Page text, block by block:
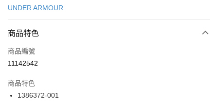
便利好安心！
３．安心：先確認商品／服務後，再付款。
【「AFTEE先享後付」結帳流程】
１．於結帳方式選擇「AFTEE先享後付」後，將跳轉至「AFTEE先享後付」
２．訂單成立數日內，您將收到繳費通知簡訊。
３．收到繳費通知簡訊後14天內，點擊此簡訊中的連結，可透過四大超商／
ATM／網路銀行／等多元方式進行付款，方視為交易完成。
運送方式
每筆NT$100，滿NT$1,500(含以上)免運費
宅配
每筆NT$100，滿NT$1,500(含以上)免運費
付款後門市自取
每筆NT$100，滿NT$1,500(含以上)免運費
UNDER ARMOUR
商品特色
商品編號
11142542
商品特色
1386372-001